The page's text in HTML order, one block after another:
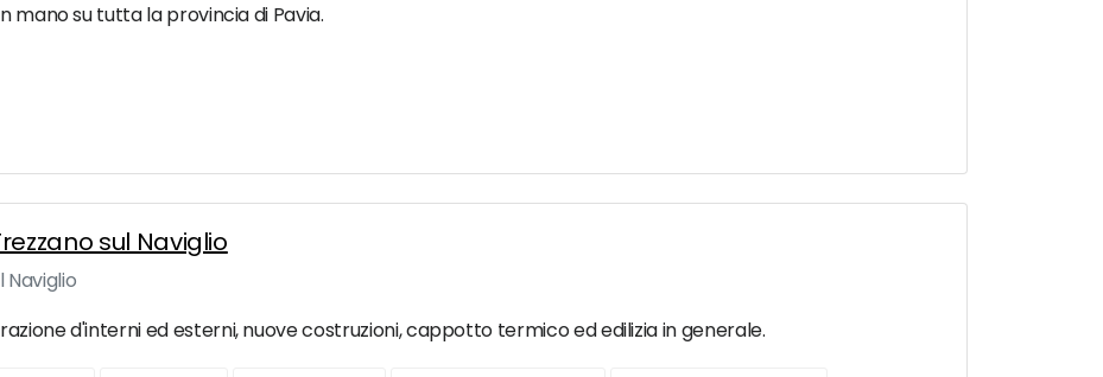
su tutta la provincia di Pavia.
sul Naviglio
Naviglio
d'interni ed esterni, nuove costruzioni, cappotto termico ed edilizia in generale.